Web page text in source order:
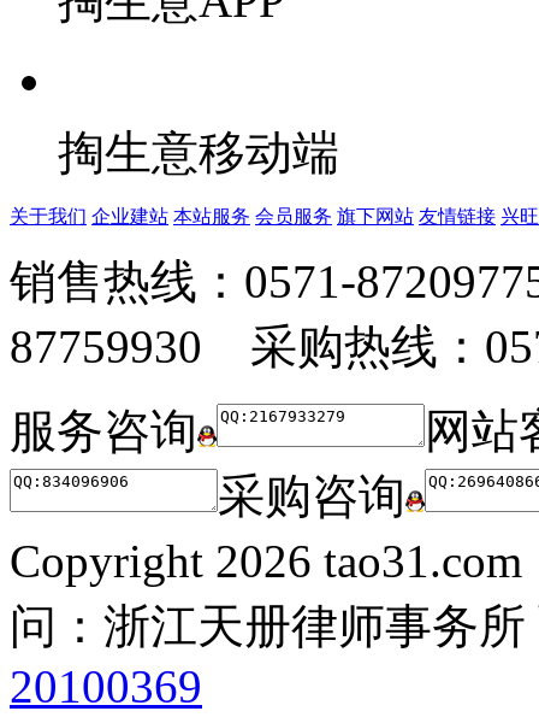
掏生意移动端
关于我们 企业建站 本站服务 会员服务 旗下网站 友情链接 兴
销售热线：0571-
87759930 采购热线：
服务咨询
网站
采购咨询
Copyright 2026
问：浙江天册律师事务
20100369